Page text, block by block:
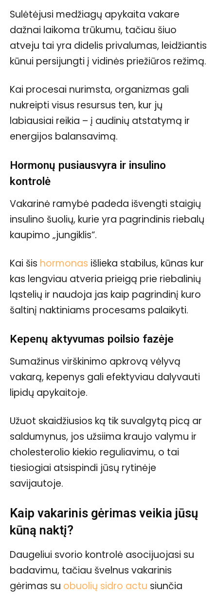
Sulėtėjusi medžiagų apykaita vakare
dažnai laikoma trūkumu, tačiau šiuo
atveju tai yra didelis privalumas, leidžiantis
kūnui persijungti į vidinės priežiūros režimą.
Kai procesai nurimsta, organizmas gali
nukreipti visus resursus ten, kur jų
labiausiai reikia – į audinių atstatymą ir
energijos balansavimą.
Hormonų pusiausvyra ir insulino
kontrolė
Vakarinė ramybė padeda išvengti staigių
insulino šuolių, kurie yra pagrindinis riebalų
kaupimo „jungiklis“.
Kai šis hormonas išlieka stabilus, kūnas kur
kas lengviau atveria prieigą prie riebalinių
ląstelių ir naudoja jas kaip pagrindinį kuro
šaltinį naktiniams procesams palaikyti.
Kepenų aktyvumas poilsio fazėje
Sumažinus virškinimo apkrovą vėlyvą
vakarą, kepenys gali efektyviau dalyvauti
lipidų apykaitoje.
Užuot skaidžiusios ką tik suvalgytą picą ar
saldumynus, jos užsiima kraujo valymu ir
cholesterolio kiekio reguliavimu, o tai
tiesiogiai atsispindi jūsų rytinėje
savijautoje.
Kaip vakarinis gėrimas veikia jūsų
kūną naktį?
Daugeliui svorio kontrolė asocijuojasi su
badavimu, tačiau švelnus vakarinis
gėrimas su obuolių sidro actu siunčia